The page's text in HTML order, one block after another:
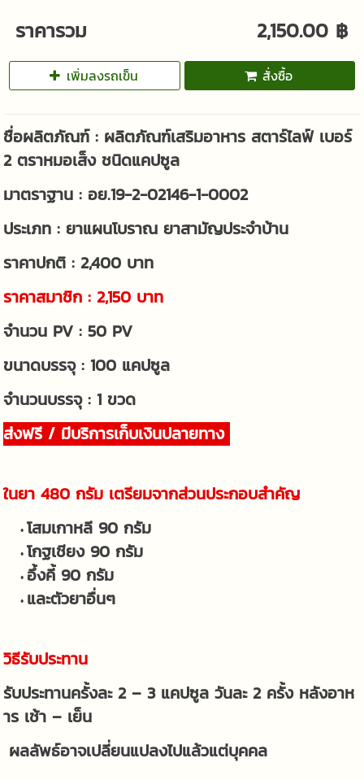
ราคารวม 2,150.00 ฿
เพิ่มลงรถเข็น สั่งซื้อ
ชื่อผลิตภัณฑ์ : ผลิตภัณฑ์เสริมอาหาร สตาร์ไลฟ์ เบอร์
2 ตราหมอเส็ง ชนิดแคปซูล
มาตราฐาน : อย.19-2-02146-1-0002
ประเภท : ยาแผนโบราณ ยาสามัญประจำบ้าน
ราคาปกติ : 2,400 บาท
ราคาสมาชิก : 2,150 บาท
จำนวน PV : 50 PV
ขนาดบรรจุ : 100 แคปซูล
จำนวนบรรจุ : 1 ขวด
ส่งฟรี / มีบริการเก็บเงินปลายทาง
ในยา 480 กรัม เตรียมจากส่วนประกอบสำคัญ
โสมเกาหลี 90 กรัม
โกฐเชียง 90 กรัม
อึ้งคี้ 90 กรัม
และตัวยาอื่นๆ
วิธีรับประทาน
รับประทานครั้งละ 2 – 3 แคปซูล วันละ 2 ครั้ง หลังอาห
าร เช้า – เย็น
ผลลัพธ์อาจเปลี่ยนแปลงไปแล้วแต่บุคคล